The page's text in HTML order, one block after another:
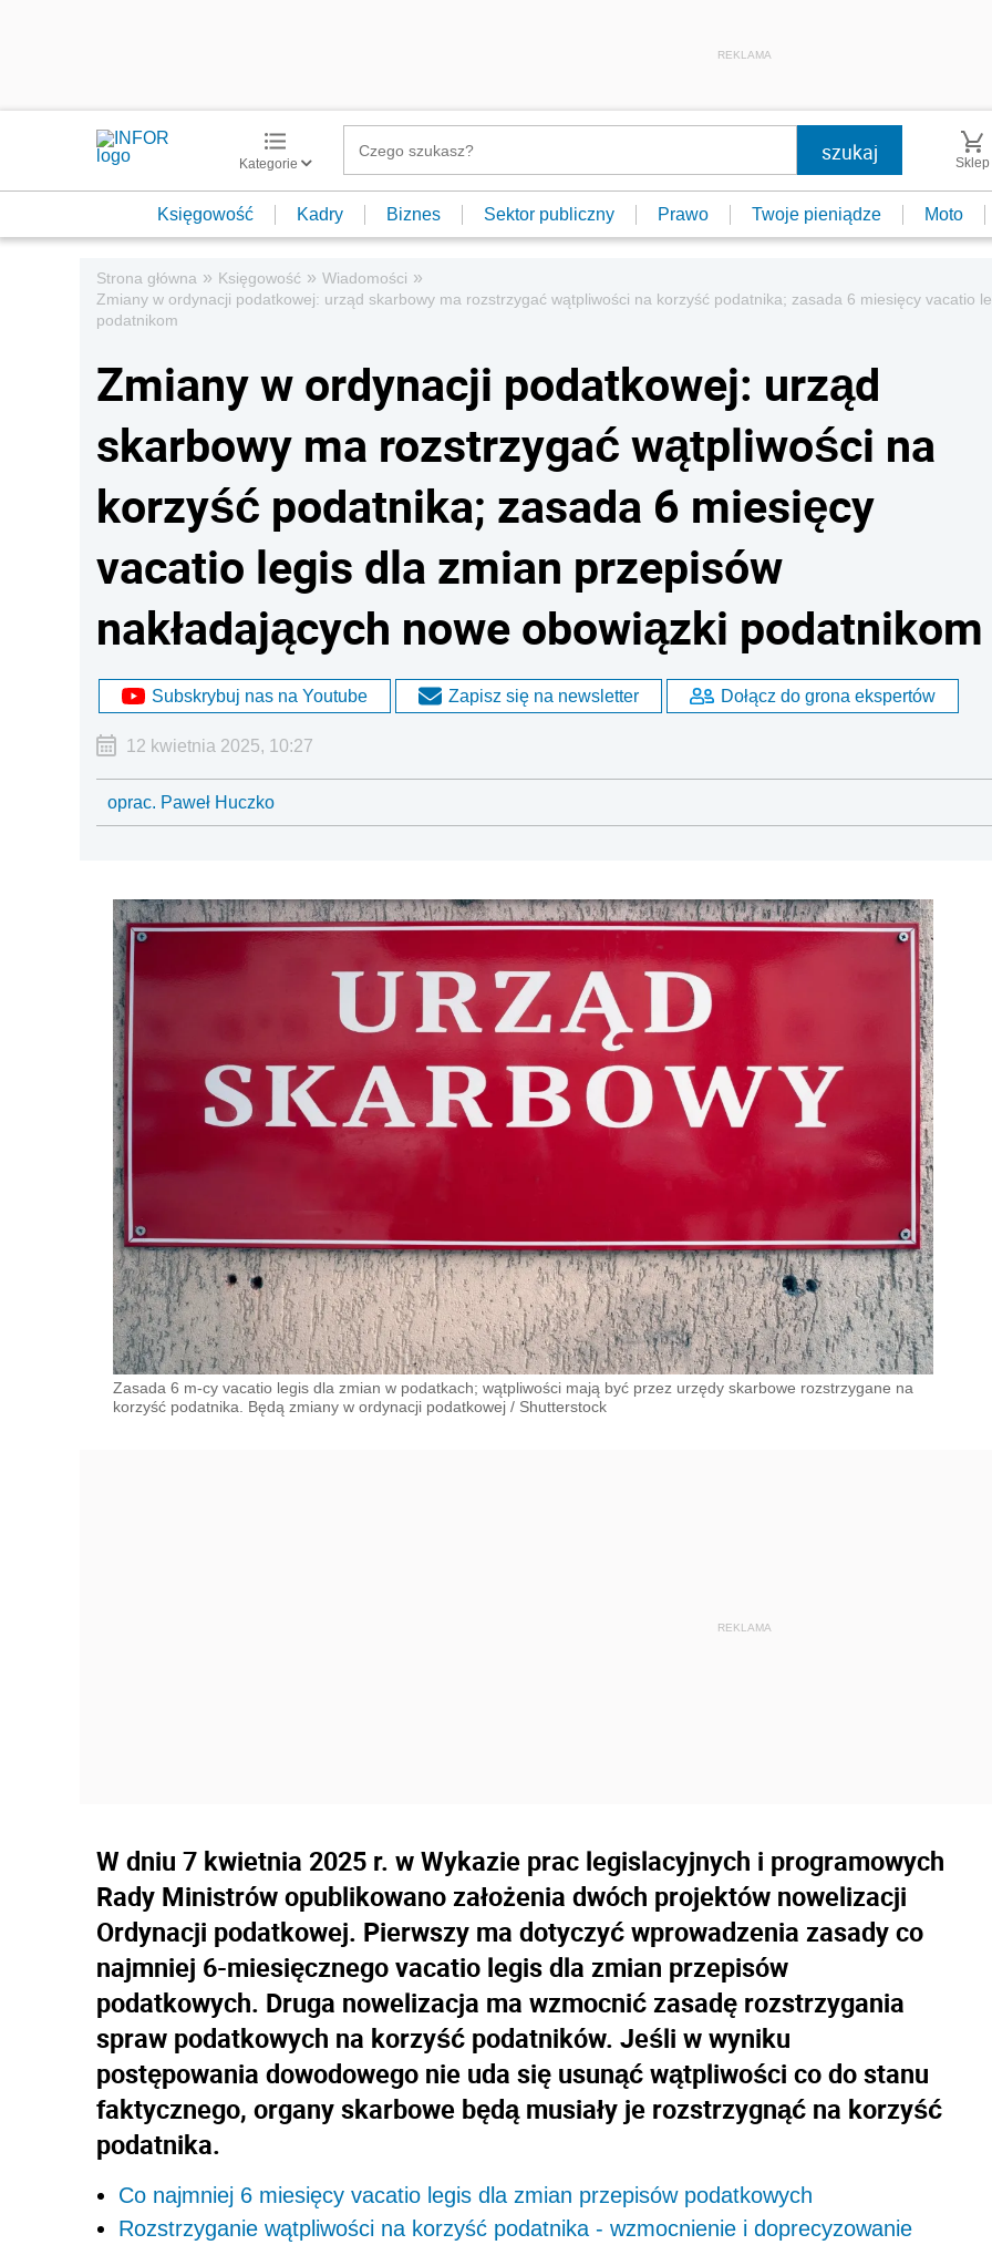
REKLAMA
Kategorie Sklep
Księgowość Kadry Biznes Sektor publiczny Prawo Twoje pieniądze Moto
Strona główna » Księgowość » Wiadomości »
Zmiany w ordynacji podatkowej: urząd skarbowy ma rozstrzygać wątpliwości na korzyść podatnika; zasada 6 miesięcy vacatio
podatnikom
Zmiany w ordynacji podatkowej: urząd
skarbowy ma rozstrzygać wątpliwości na
korzyść podatnika; zasada 6 miesięcy
vacatio legis dla zmian przepisów
nakładających nowe obowiązki podatnikom
Subskrybuj nas na Youtube Zapisz się na newsletter Dołącz do grona ekspertów
12 kwietnia 2025, 10:27
oprac. Paweł Huczko
Zasada 6 m-cy vacatio legis dla zmian w podatkach; wątpliwości mają być przez urzędy skarbowe rozstrzygane na
korzyść podatnika. Będą zmiany w ordynacji podatkowej / Shutterstock
W dniu 7 kwietnia 2025 r. w Wykazie prac legislacyjnych i programowych
Rady Ministrów opublikowano założenia dwóch projektów nowelizacji
Ordynacji podatkowej. Pierwszy ma dotyczyć wprowadzenia zasady co
najmniej 6-miesięcznego vacatio legis dla zmian przepisów
podatkowych. Druga nowelizacja ma wzmocnić zasadę rozstrzygania
spraw podatkowych na korzyść podatników. Jeśli w wyniku
postępowania dowodowego nie uda się usunąć wątpliwości co do stanu
faktycznego, organy skarbowe będą musiały je rozstrzygnąć na korzyść
podatnika.
Co najmniej 6 miesięcy vacatio legis dla zmian przepisów podatkowych
Rozstrzyganie wątpliwości na korzyść podatnika - wzmocnienie i doprecyzowanie